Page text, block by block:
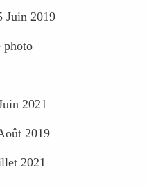
Juin 2019
photo
2021
2019
2021